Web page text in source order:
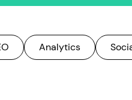
Analytics